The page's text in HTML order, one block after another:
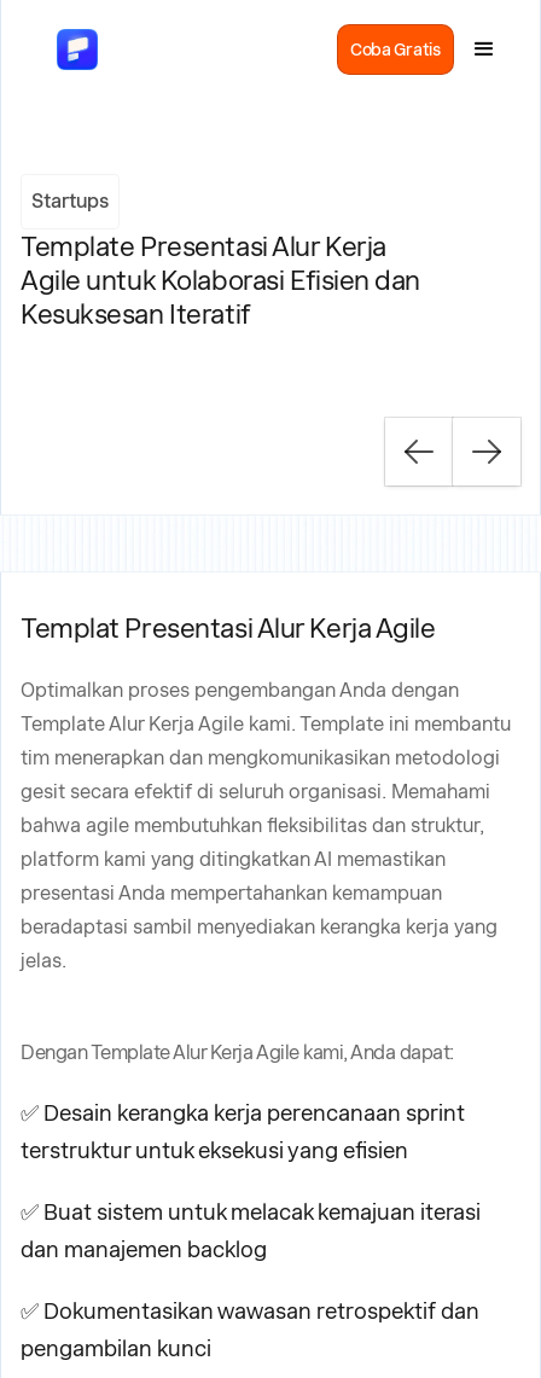
Coba Gratis
Startups
Template Presentasi Alur Kerja
Agile untuk Kolaborasi Efisien dan
Kesuksesan Iteratif
Templat Presentasi Alur Kerja Agile
Optimalkan proses pengembangan Anda dengan
Template Alur Kerja Agile kami. Template ini membantu
tim menerapkan dan mengkomunikasikan metodologi
gesit secara efektif di seluruh organisasi. Memahami
bahwa agile membutuhkan fleksibilitas dan struktur,
platform kami yang ditingkatkan AI memastikan
presentasi Anda mempertahankan kemampuan
beradaptasi sambil menyediakan kerangka kerja yang
jelas.
Dengan Template Alur Kerja Agile kami, Anda dapat:
✅ Desain kerangka kerja perencanaan sprint
terstruktur untuk eksekusi yang efisien
✅ Buat sistem untuk melacak kemajuan iterasi
dan manajemen backlog
✅ Dokumentasikan wawasan retrospektif dan
pengambilan kunci